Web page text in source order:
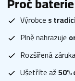
Výrobce s
Plně nahrazuje
Rozšířená záruka
Ušetříte až